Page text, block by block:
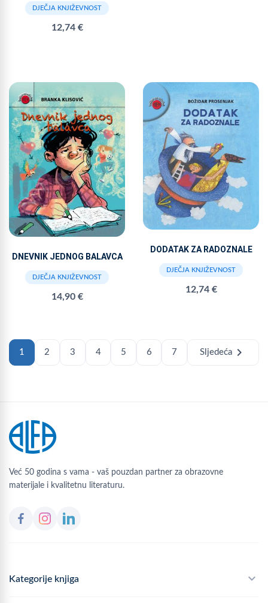
DJEČJA KNJIŽEVNOST
12,74 €
DNEVNIK JEDNOG BALAVCA
DJEČJA KNJIŽEVNOST
14,90 €
DODATAK ZA RADOZNALE
DJEČJA KNJIŽEVNOST
12,74 €
1 2 3 4 5 6 7 Sljedeća chevron_right
Već 50 godina s vama - vaš pouzdan partner za obrazovne
materijale i kvalitetnu literaturu.
Kategorije knjiga